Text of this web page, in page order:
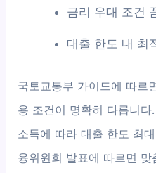
금리 우대 조건
대출 한도 내 최
국토교통부 가이드에 따르
용 조건이 명확히 다릅니
소득에 따라 대출 한도 최
융위원회 발표에 따르면